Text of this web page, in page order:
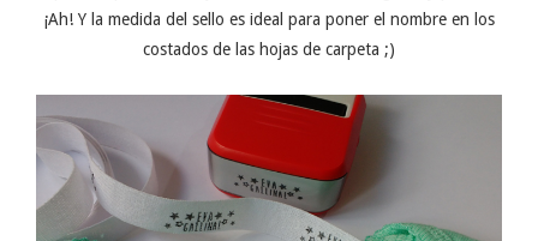
¡Ah! Y la medida del sello es ideal para poner el nombre en los
costados de las hojas de carpeta ;)